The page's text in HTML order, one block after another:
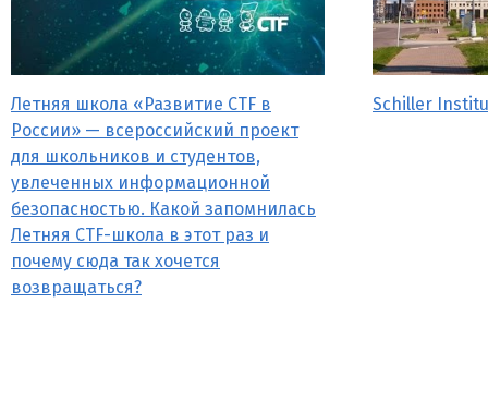
Летняя школа «Развитие CTF в
России» — всероссийский проект
для школьников и студентов,
увлеченных информационной
безопасностью. Какой запомнилась
Летняя CTF-школа в этот раз и
почему сюда так хочется
возвращаться?
Schiller